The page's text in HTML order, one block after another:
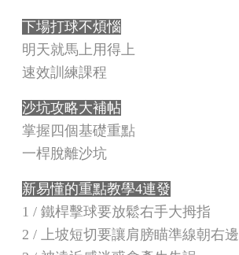
下場打球不煩惱
明天就馬上用得上
速效訓練課程
沙坑攻略大補帖
掌握四個基礎重點
一桿脫離沙坑
新易懂的重點教學4連發
1 / 鐵桿擊球要放鬆右手大拇指
2 / 上坡短切要讓肩膀瞄準線朝右邊